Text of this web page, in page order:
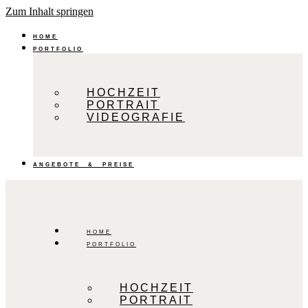
Zum Inhalt springen
HOME
PORTFOLIO
HOCHZEIT
PORTRAIT
VIDEOGRAFIE
ANGEBOTE & PREISE
HOME
PORTFOLIO
HOCHZEIT
PORTRAIT